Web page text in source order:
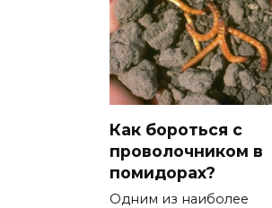
Как бороться с
проволочником в
помидорах?
Одним из наиболее